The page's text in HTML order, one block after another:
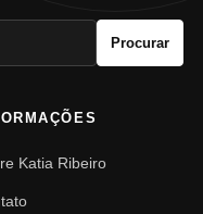
Procurar
Katia Ribeiro